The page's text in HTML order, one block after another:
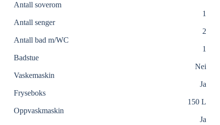
Antall soverom
1
Antall senger
2
Antall bad m/WC
1
Badstue
Nei
Vaskemaskin
Ja
Fryseboks
150 L
Oppvaskmaskin
Ja